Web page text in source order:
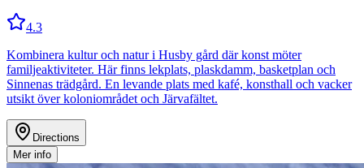
4.3
Kombinera kultur och natur i Husby gård där konst möter
familjeaktiviteter. Här finns lekplats, plaskdamm, basketplan och
Sinnenas trädgård. En levande plats med kafé, konsthall och vacker
utsikt över koloniområdet och Järvafältet.
Directions
Mer info